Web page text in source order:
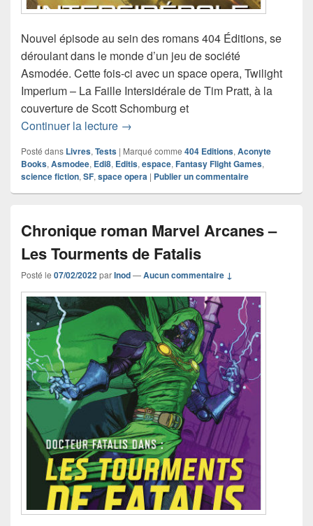
Nouvel épisode au sein des romans 404 Éditions, se
déroulant dans le monde d’un jeu de société
Asmodée. Cette fois-ci avec un space opera, Twilight
Imperium – La Faille Intersidérale de Tim Pratt, à la
couverture de Scott Schomburg et
Continuer la lecture Chronique roman Twilight Imperium –
→
Posté dans Livres, Tests | Marqué comme 404 Editions, Aconyte
Books, Asmodee, Edi8, Editis, espace, Fantasy Flight Games,
science fiction, SF, space opera | Publier un commentaire
Chronique roman Marvel Arcanes –
Les Tourments de Fatalis
Posté le 07/02/2022parInod—Aucun commentaire ↓